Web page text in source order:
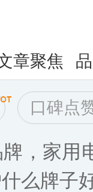
章聚焦
口碑点
，家用
么牌子